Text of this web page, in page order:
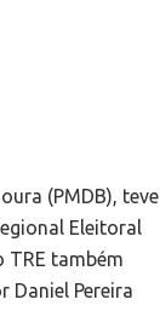
(PMDB), teve
Eleitoral
TRE também
Daniel Pereira